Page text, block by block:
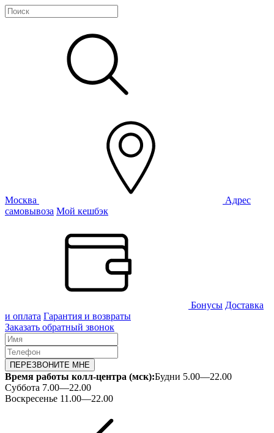
Москва
Адрес
самовывоза Мой кешбэк
Бонусы Доставка
и оплата Гарантия и возвраты
Заказать обратный звонок
ПЕРЕЗВОНИТЕ МНЕ
Время работы колл-центра (мск):Будни 5.00—22.00
Суббота 7.00—22.00
Воскресенье 11.00—22.00